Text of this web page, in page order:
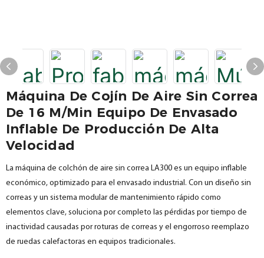
Máquina De Cojín De Aire Sin Correa
De 16 M/min Equipo De Envasado
Inflable De Producción De Alta
Velocidad
La máquina de colchón de aire sin correa LA300 es un equipo inflable
económico, optimizado para el envasado industrial. Con un diseño sin
correas y un sistema modular de mantenimiento rápido como
elementos clave, soluciona por completo las pérdidas por tiempo de
inactividad causadas por roturas de correas y el engorroso reemplazo
de ruedas calefactoras en equipos tradicionales.